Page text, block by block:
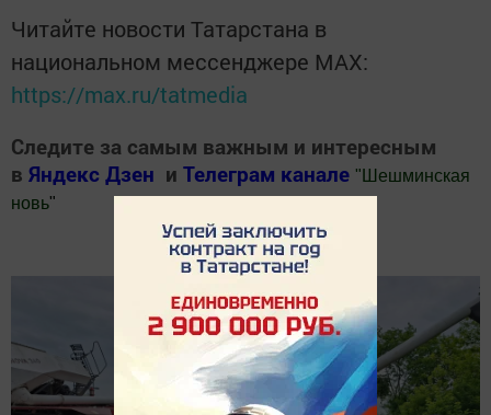
Читайте новости Татарстана в
национальном мессенджере MАХ:
https://max.ru/tatmedia
Следите за самым важным и интересным
в Яндекс Дзен и Телеграм канале " Шешминская
новь"
Добавить Шешминскую новь в Яндекс.Новости